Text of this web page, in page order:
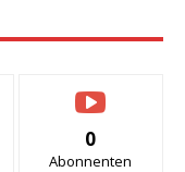
0
Abonnenten